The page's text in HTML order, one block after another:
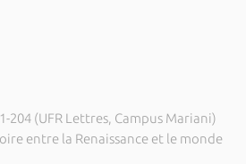
204 (UFR Lettres, Campus Mariani)
entre la Renaissance et le monde